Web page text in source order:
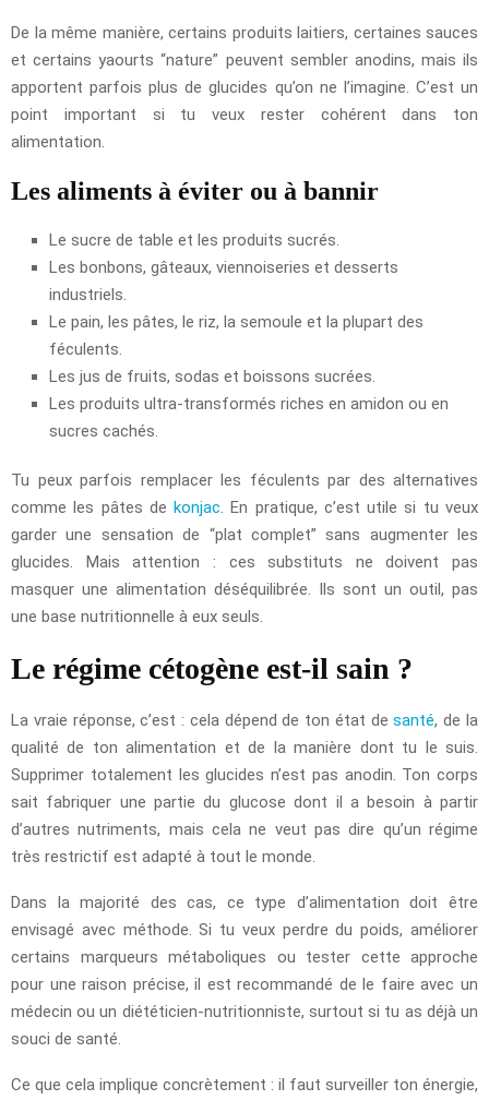
De la même manière, certains produits laitiers, certaines sauces
et certains yaourts “nature” peuvent sembler anodins, mais ils
apportent parfois plus de glucides qu’on ne l’imagine. C’est un
point important si tu veux rester cohérent dans ton
alimentation.
Les aliments à éviter ou à bannir
Le sucre de table et les produits sucrés.
Les bonbons, gâteaux, viennoiseries et desserts
industriels.
Le pain, les pâtes, le riz, la semoule et la plupart des
féculents.
Les jus de fruits, sodas et boissons sucrées.
Les produits ultra-transformés riches en amidon ou en
sucres cachés.
Tu peux parfois remplacer les féculents par des alternatives
comme les pâtes dekonjac . En pratique, c’est utile si tu veux
garder une sensation de “plat complet” sans augmenter les
glucides. Mais attention : ces substituts ne doivent pas
masquer une alimentation déséquilibrée. Ils sont un outil, pas
une base nutritionnelle à eux seuls.
Le régime cétogène est-il sain ?
La vraie réponse, c’est : cela dépend de ton état desanté, de la
qualité de ton alimentation et de la manière dont tu le suis.
Supprimer totalement les glucides n’est pas anodin. Ton corps
sait fabriquer une partie du glucose dont il a besoin à partir
d’autres nutriments, mais cela ne veut pas dire qu’un régime
très restrictif est adapté à tout le monde.
Dans la majorité des cas, ce type d’alimentation doit être
envisagé avec méthode. Si tu veux perdre du poids, améliorer
certains marqueurs métaboliques ou tester cette approche
pour une raison précise, il est recommandé de le faire avec un
médecin ou un diététicien-nutritionniste, surtout si tu as déjà un
souci de santé.
Ce que cela implique concrètement : il faut surveiller ton énergie,